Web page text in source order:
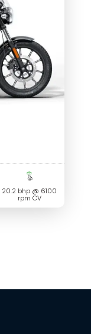
20.2 bhp @ 6100
rpm CV